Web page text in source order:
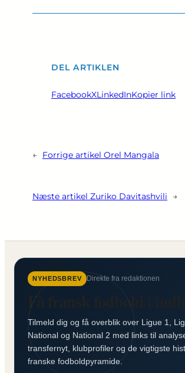
DEL ARTIKLEN
FacebookXLinkedInKopier link
← Forrige artikel Orel Mangala
Næste artikel Zuriko Davitashvili →
NYHEDSBREV Direkte fra redaktionen
Få fransk fodbold i
Tilmeld dig og få overblik over Ligue 1,
National og National 2 med links til
transfernyt, klubprofiler og de vigtigste
franske fodboldpyramide.